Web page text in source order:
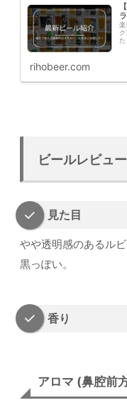
楽
た
rihobeer.com
ビールレビュー
見た目
やや透明感のあるル
黒っぽい。
香り
アロマ (鼻腔前